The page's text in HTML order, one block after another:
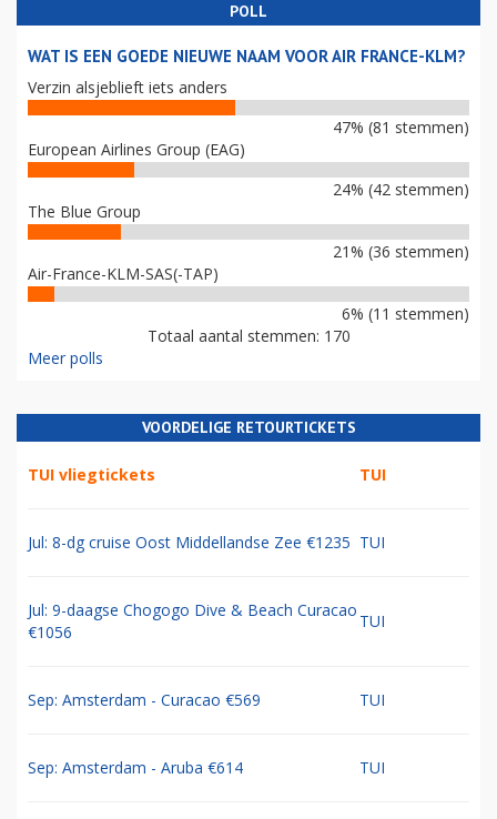
POLL
WAT IS EEN GOEDE NIEUWE NAAM VOOR AIR FRANCE-KLM?
Verzin alsjeblieft iets anders
47% (81 stemmen)
European Airlines Group (EAG)
24% (42 stemmen)
The Blue Group
21% (36 stemmen)
Air-France-KLM-SAS(-TAP)
6% (11 stemmen)
Totaal aantal stemmen: 170
Meer polls
VOORDELIGE RETOURTICKETS
TUI vliegtickets TUI
Jul: 8-dg cruise Oost Middellandse Zee €1235 TUI
Jul: 9-daagse Chogogo Dive & Beach Curacao
€1056
TUI
Sep: Amsterdam - Curacao €569 TUI
Sep: Amsterdam - Aruba €614 TUI